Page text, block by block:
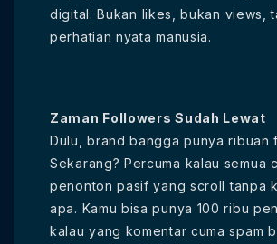
digital. Bukan likes, bukan views,
perhatian nyata manusia.
Zaman Followers Sudah Lewat
Dulu, brand bangga punya ribuan
Sekarang? Percuma kalau semua
penonton pasif yang scroll tanpa
apa. Kamu bisa punya 100 ribu
kalau yang komentar cuma spam